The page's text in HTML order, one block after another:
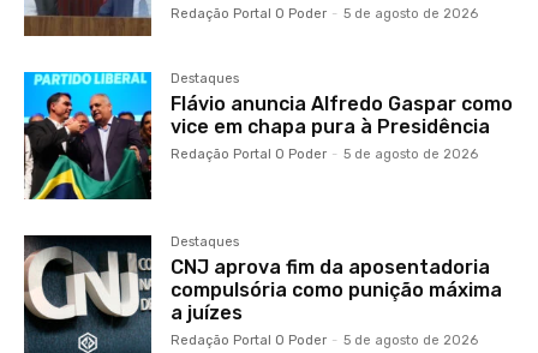
Redação Portal O Poder - 5 de agosto de 2026
Destaques
Flávio anuncia Alfredo Gaspar como
vice em chapa pura à Presidência
Redação Portal O Poder - 5 de agosto de 2026
Destaques
CNJ aprova fim da aposentadoria
compulsória como punição máxima
a juízes
Redação Portal O Poder - 5 de agosto de 2026